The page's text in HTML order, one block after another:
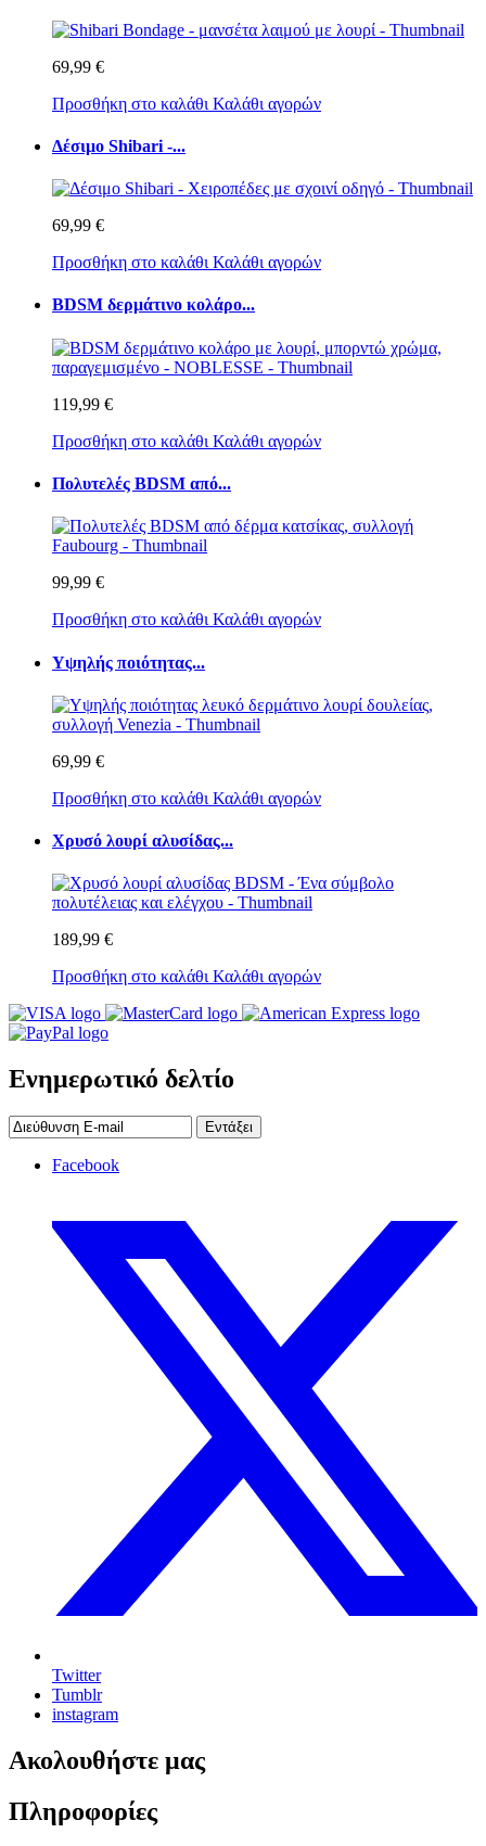
69,99 €
Προσθήκη στο καλάθι Καλάθι αγορών
Δέσιμο Shibari -...
69,99 €
Προσθήκη στο καλάθι Καλάθι αγορών
BDSM δερμάτινο κολάρο...
119,99 €
Προσθήκη στο καλάθι Καλάθι αγορών
Πολυτελές BDSM από...
99,99 €
Προσθήκη στο καλάθι Καλάθι αγορών
Υψηλής ποιότητας...
69,99 €
Προσθήκη στο καλάθι Καλάθι αγορών
Χρυσό λουρί αλυσίδας...
189,99 €
Προσθήκη στο καλάθι Καλάθι αγορών
Ενημερωτικό δελτίο
Εντάξει
Facebook
Twitter
Tumblr
instagram
Ακολουθήστε μας
Πληροφορίες